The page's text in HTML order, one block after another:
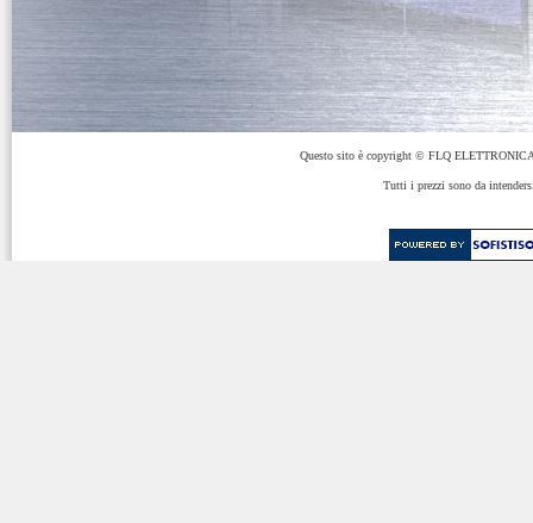
Questo sito è copyright © FLQ
Tutti i prezzi sono da